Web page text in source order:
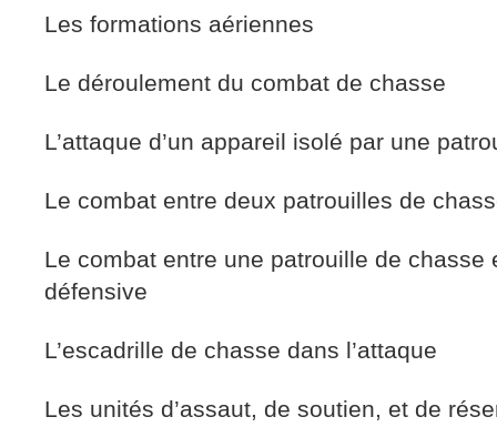
Les formations aériennes
Le déroulement du combat de chasse
L’attaque d’un appareil isolé par une
Le combat entre deux patrouilles de
Le combat entre une patrouille de chasse
défensive
L’escadrille de chasse dans l’attaque
Les unités d’assaut, de soutien, et de